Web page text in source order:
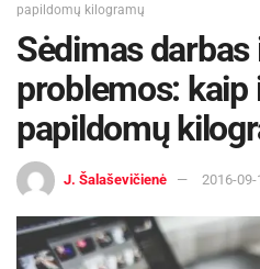
papildomų kilogramų
Sėdimas
problemos: kaip
papildomų
J. Šalaševičienė 2016-09-